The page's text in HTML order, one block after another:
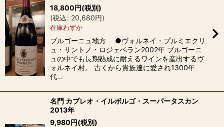
18,800円(税別)
(税込: 20,680円)
在庫わずか
ブルゴーニュ地方 ●ヴォルネイ・プルミエクリ
ュ・サントノ・ロジェベラン2002年 ブルゴーニ
ュの中でも長期熟成に耐えるワインを産出するヴ
ォルネイ村。 古くから貴族達に愛され1300年
代…
名門 カブレオ・イルボルゴ・スーパータスカン
2013年
9,980円(税別)